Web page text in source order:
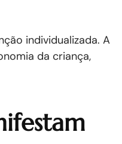
individualizada. A
da criança,